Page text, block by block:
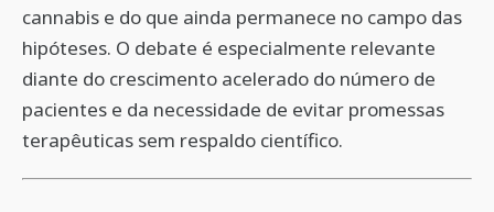
cannabis e do que ainda permanece no campo das
hipóteses. O debate é especialmente relevante
diante do crescimento acelerado do número de
pacientes e da necessidade de evitar promessas
terapêuticas sem respaldo científico.